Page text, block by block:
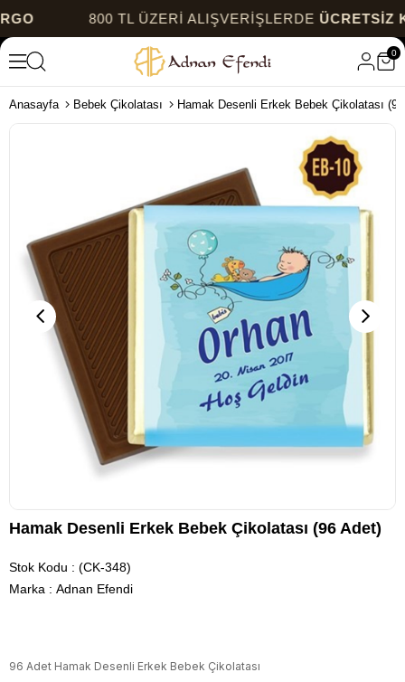
800 TL ÜZERİ ALIŞVERİŞLERDEÜCRETSİZ KARGO
0
Anasayfa Bebek Çikolatası Hamak Desenli Erkek Bebek Çikolatası
Hamak Desenli Erkek Bebek Çikolatası (96 Adet)
Stok Kodu
(CK-348)
Marka : Adnan Efendi
96 Adet Hamak Desenli Erkek Bebek Çikolatası